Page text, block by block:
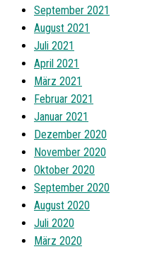
September 2021
August 2021
Juli 2021
April 2021
März 2021
Februar 2021
Januar 2021
Dezember 2020
November 2020
Oktober 2020
September 2020
August 2020
Juli 2020
März 2020